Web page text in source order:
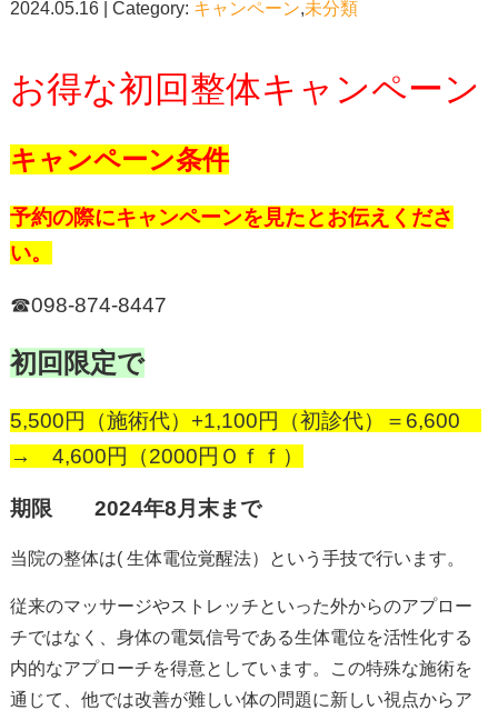
2024.05.16 | Category: キャンペーン,未分類
お得な初回整体キャンペーン
キャンペーン条件
予約の際にキャンペーンを見たとお伝えくださ
い。
☎098-874-8447
初回限定で
5,500円（施術代）+1,100円（初診代）＝6,600
→ 4,600円（2000円Ｏｆｆ）
期限 2024年8月末まで
当院の整体は( 生体電位覚醒法）という手技で行います。
従来のマッサージやストレッチといった外からのアプロー
チではなく、身体の電気信号である生体電位を活性化する
内的なアプローチを得意としています。この特殊な施術を
通じて、他では改善が難しい体の問題に新しい視点からア